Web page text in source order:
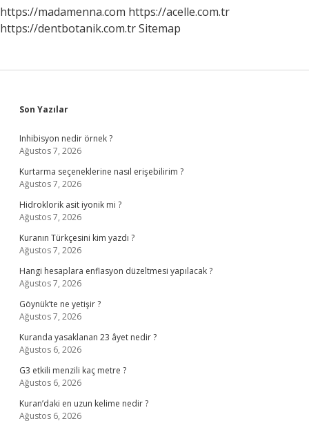
sahibi
mi
https://madamenna.com https://acelle.com.tr
https://dentbotanik.com.trSitemap
Sidebar
Son Yazılar
Inhibisyon nedir örnek ?
Ağustos 7, 2026
Kurtarma seçeneklerine nasıl erişebilirim ?
Ağustos 7, 2026
Hidroklorik asit iyonik mi ?
Ağustos 7, 2026
Kuranın Türkçesini kim yazdı ?
Ağustos 7, 2026
Hangi hesaplara enflasyon düzeltmesi yapılacak ?
Ağustos 7, 2026
Göynük’te ne yetişir ?
Ağustos 7, 2026
Kuranda yasaklanan 23 âyet nedir ?
Ağustos 6, 2026
G3 etkili menzili kaç metre ?
Ağustos 6, 2026
Kuran’daki en uzun kelime nedir ?
Ağustos 6, 2026